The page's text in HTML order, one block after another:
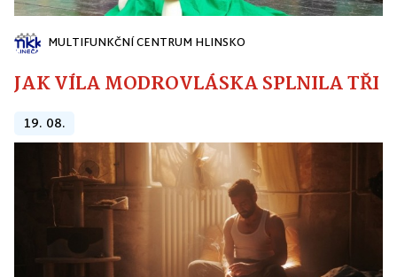
MULTIFUNKČNÍ CENTRUM HLINSKO
JAK VÍLA MODROVLÁSKA SPLNILA
19. 08.